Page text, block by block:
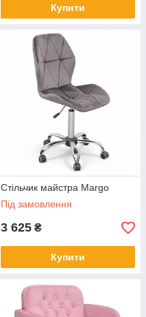
Купити
Стільчик майстра Margo
Під замовлення
3 625 ₴
Купити